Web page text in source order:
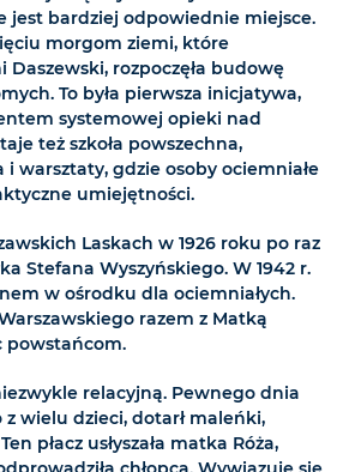
jest bardziej odpowiednie miejsce.
morgom ziemi, które
Daszewski, rozpoczęła budowę
To była pierwsza inicjatywa,
systemowej opieki nad
też szkoła powszechna,
warsztaty, gdzie osoby ociemniałe
umiejętności.
Laskach w 1926 roku po raz
Stefana Wyszyńskiego. W 1942 r.
w ośrodku dla ociemniałych.
razem z Matką
powstańcom.
relacyjną. Pewnego dnia
wielu dzieci, dotarł maleńki,
płacz usłyszała matka Róża,